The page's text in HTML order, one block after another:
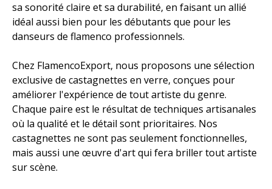
sa sonorité claire et sa durabilité, en faisant un allié
idéal aussi bien pour les débutants que pour les
danseurs de flamenco professionnels.
Chez FlamencoExport, nous proposons une sélection
exclusive de castagnettes en verre, conçues pour
améliorer l'expérience de tout artiste du genre.
Chaque paire est le résultat de techniques artisanales
où la qualité et le détail sont prioritaires. Nos
castagnettes ne sont pas seulement fonctionnelles,
mais aussi une œuvre d'art qui fera briller tout artiste
sur scène.